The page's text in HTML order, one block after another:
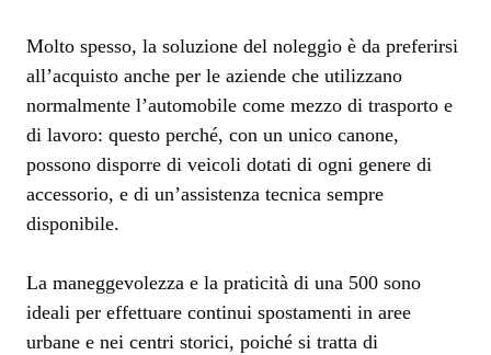
Molto spesso, la soluzione del noleggio è da preferirsi
all’acquisto anche per le aziende che utilizzano
normalmente l’automobile come mezzo di trasporto e
di lavoro: questo perché, con un unico canone,
possono disporre di veicoli dotati di ogni genere di
accessorio, e di un’assistenza tecnica sempre
disponibile.
La maneggevolezza e la praticità di una 500 sono
ideali per effettuare continui spostamenti in aree
urbane e nei centri storici, poiché si tratta di